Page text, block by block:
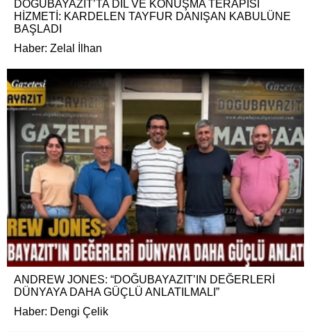
DOĞUBAYAZIT’TA DİL VE KONUŞMA TERAPİSİ
HİZMETİ: KARDELEN TAYFUR DANIŞAN KABULÜNE
BAŞLADI
Haber: Zelal İlhan
ANDREW JONES: “DOĞUBAYAZIT’IN DEĞERLERİ
DÜNYAYA DAHA GÜÇLÜ ANLATILMALI”
Haber: Dengi Çelik